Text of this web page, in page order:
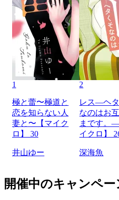
1
極と蕾〜極道と
恋を知らない人
妻と〜【マイク
ロ】 30
井山ゆー
2
レス―ヘ
なのはお
まです。
イクロ】
深海魚
開催中のキャンペー